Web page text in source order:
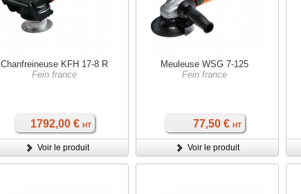
Chanfreineuse KFH 17-8 R
Fein france
1792,00 € HT
Voir le produit
Meuleuse WSG 7-125
Fein france
77,50 € HT
Voir le produit